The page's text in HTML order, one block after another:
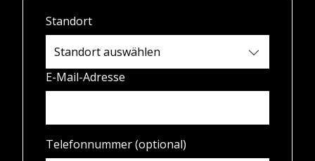
Standort
E-Mail-Adresse
Telefonnummer (optional)